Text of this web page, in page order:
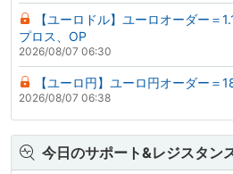
【ユーロドル】ユーロオーダー
プロス、OP
2026/08/07 06:30
【ユーロ円】ユーロ円オーダー
2026/08/07 06:38
今日のサポート&レジスタン